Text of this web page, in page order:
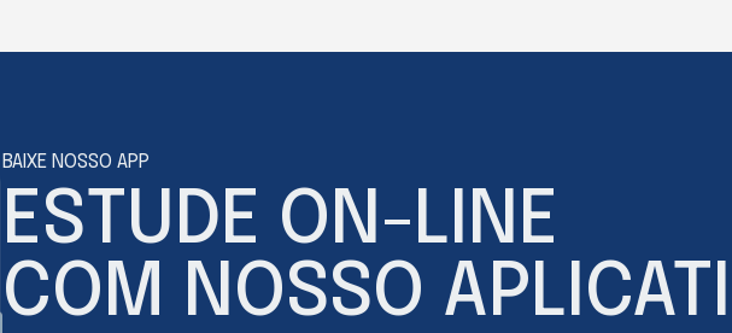
BAIXE NOSSO APP
ESTUDE ON-LINE
COM NOSSO